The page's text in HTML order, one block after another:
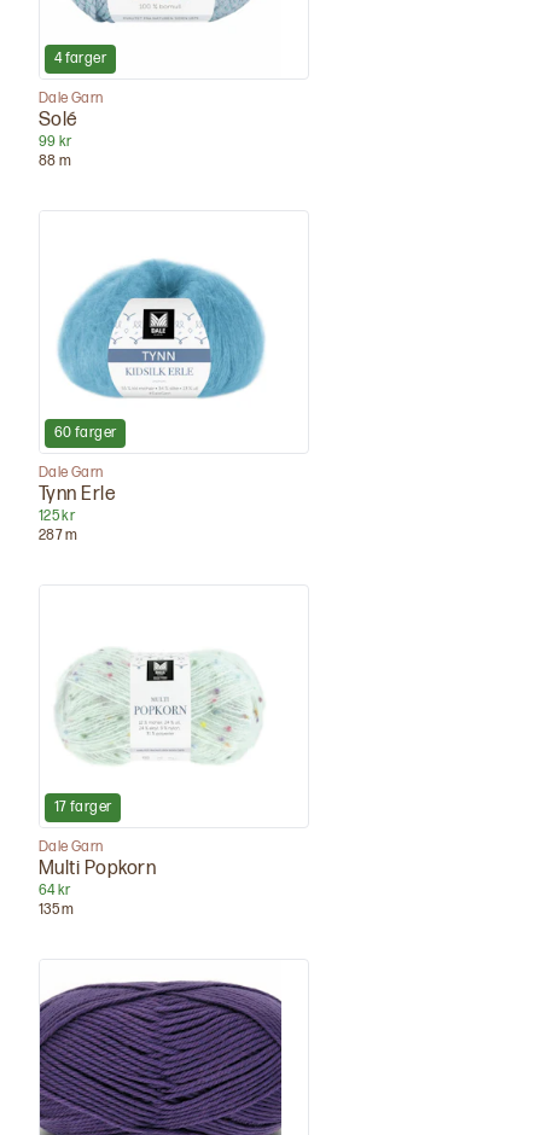
4farger
Dale Garn
Solé
99 kr
88 m
60 farger
Dale Garn
Tynn Erle
125 kr
287m
17 farger
Dale Garn
Multi Popkorn
64 kr
135m